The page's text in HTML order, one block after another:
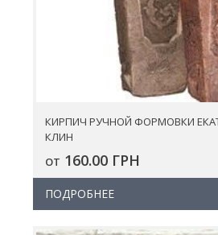
КИРПИЧ РУЧНОЙ ФОРМОВКИ
КЛИН
ОТ 160.00 ГРН
ПОДРОБНЕЕ